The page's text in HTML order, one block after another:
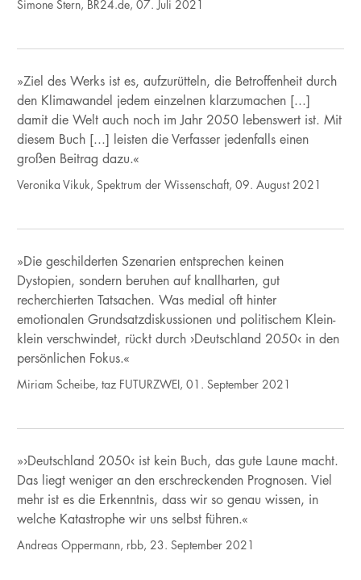
Simone Stern, BR24.de, 07. Juli 2021
»Ziel des Werks ist es, aufzurütteln, die Betroffenheit durch
den Klimawandel jedem einzelnen klarzumachen [...]
damit die Welt auch noch im Jahr 2050 lebenswert ist. Mit
diesem Buch [...] leisten die Verfasser jedenfalls einen
großen Beitrag dazu.«
Veronika Vikuk, Spektrum der Wissenschaft, 09. August 2021
»Die geschilderten Szenarien entsprechen keinen
Dystopien, sondern beruhen auf knallharten, gut
recherchierten Tatsachen. Was medial oft hinter
emotionalen Grundsatzdiskussionen und politischem Klein-
klein verschwindet, rückt durch ›Deutschland 2050‹ in den
persönlichen Fokus.«
Miriam Scheibe, taz FUTURZWEI, 01. September 2021
»›Deutschland 2050‹ ist kein Buch, das gute Laune macht.
Das liegt weniger an den erschreckenden Prognosen. Viel
mehr ist es die Erkenntnis, dass wir so genau wissen, in
welche Katastrophe wir uns selbst führen.«
Andreas Oppermann, rbb, 23. September 2021